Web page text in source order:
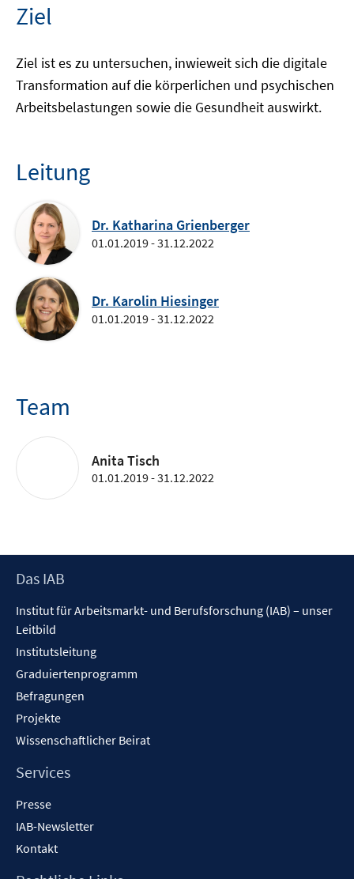
Ziel
Ziel ist es zu untersuchen, inwieweit sich die digitale
Transformation auf die körperlichen und psychischen
Arbeitsbelastungen sowie die Gesundheit auswirkt.
Leitung
Dr. Katharina Grienberger
01.01.2019 - 31.12.2022
Dr. Karolin Hiesinger
01.01.2019 - 31.12.2022
Team
Anita Tisch
01.01.2019 - 31.12.2022
Footer
Das IAB
Institut für Arbeitsmarkt- und Berufsforschung (IAB) – unser
Leitbild
Institutsleitung
Graduiertenprogramm
Befragungen
Projekte
Wissenschaftlicher Beirat
Services
Presse
IAB-Newsletter
Kontakt